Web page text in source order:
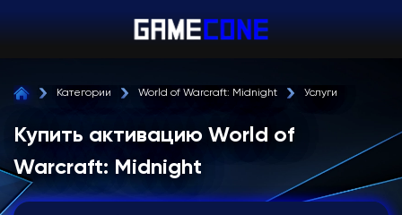
Категории World of Warcraft: Midnight Услуги
Купить активацию World of
Warcraft: Midnight